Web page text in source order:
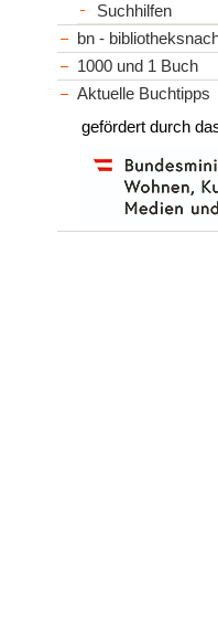
Suchhilfen
bn -
1000 und 1 Buch
Aktuelle Buchtipps
gefördert durch